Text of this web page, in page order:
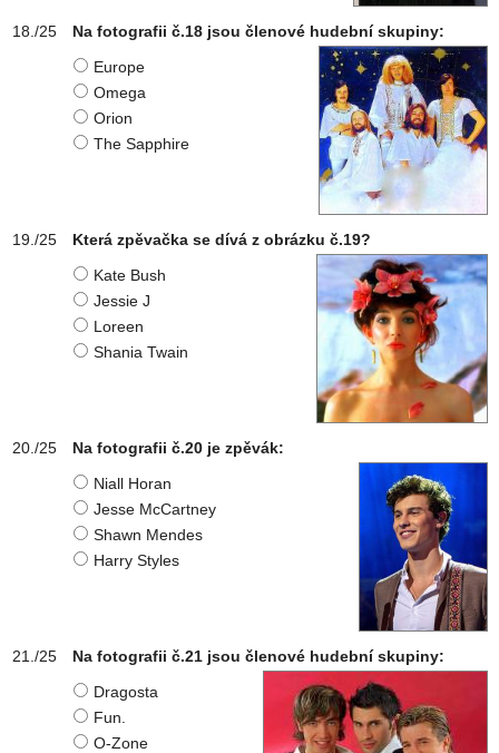
Na fotografii č.18 jsou členové hudební skupiny:
Europe
Omega
Orion
The Sapphire
Která zpěvačka se dívá z obrázku č.19?
Kate Bush
Jessie J
Loreen
Shania Twain
Na fotografii č.20 je zpěvák:
Niall Horan
Jesse McCartney
Shawn Mendes
Harry Styles
Na fotografii č.21 jsou členové hudební skupiny:
Dragosta
Fun.
O-Zone